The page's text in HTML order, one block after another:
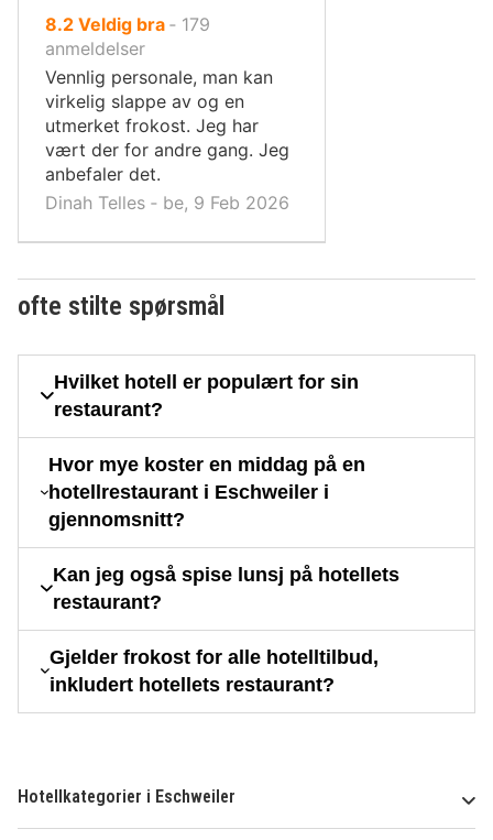
8.2 av
10,
Veldig bra ‐ 179
anmeldelser
Vennlig personale, man kan
virkelig slappe av og en
utmerket frokost. Jeg har
vært der for andre gang. Jeg
anbefaler det.
Dinah Telles ‐ be, 9 Feb 2026
ofte stilte spørsmål
Hvilket hotell er populært for sin
restaurant?
Hvor mye koster en middag på en
hotellrestaurant i Eschweiler i
gjennomsnitt?
Kan jeg også spise lunsj på hotellets
restaurant?
Gjelder frokost for alle hotelltilbud,
inkludert hotellets restaurant?
Hotellkategorier i Eschweiler